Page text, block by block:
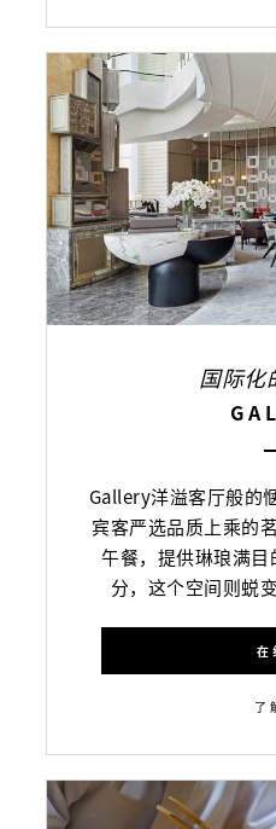
国际化
Gallery洋溢客厅般的
宾客严选品质上乘的
午餐，提供琳琅满
分，这个空间则蜕
在
了